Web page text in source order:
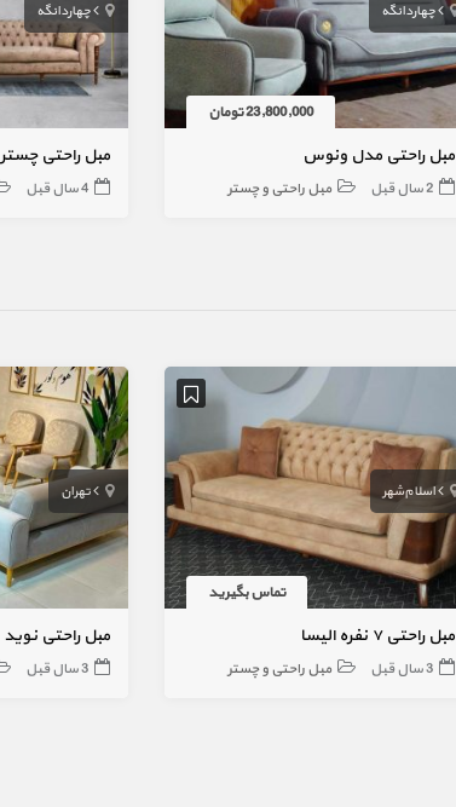
چهاردانگه
23,800,000 تومان
مبل راحتی مدل ونوس
2 سال قبل مبل راحتی و چستر
چهاردانگه
مبل راحتی چستر 8 نفره
4 سال قبل
اسلام‌شهر
تماس بگیرید
مبل راحتی ۷ نفره الیسا
3 سال قبل مبل راحتی و چستر
تهران
مبل راحتی نوید
3 سال قبل